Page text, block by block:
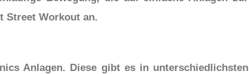
Street Workout an.
Anlagen. Diese gibt es in unterschiedlichsten